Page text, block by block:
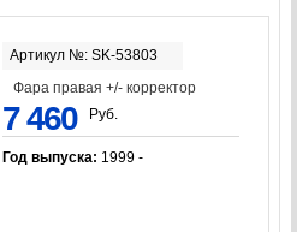
Артикул №: SK-53803
Фара правая +/- корректор
7 460 Руб.
Год выпуска: 1999 -